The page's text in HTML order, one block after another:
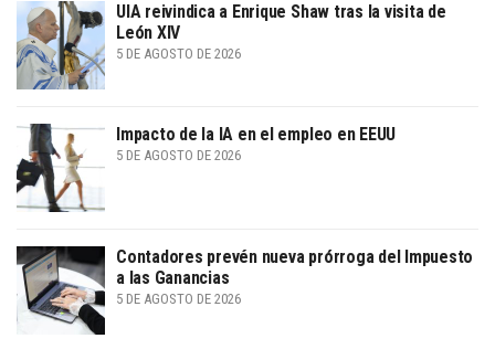
UIA reivindica a Enrique Shaw tras la visita de
León XIV
5 DE AGOSTO DE 2026
Impacto de la IA en el empleo en EEUU
5 DE AGOSTO DE 2026
Contadores prevén nueva prórroga del Impuesto
a las Ganancias
5 DE AGOSTO DE 2026